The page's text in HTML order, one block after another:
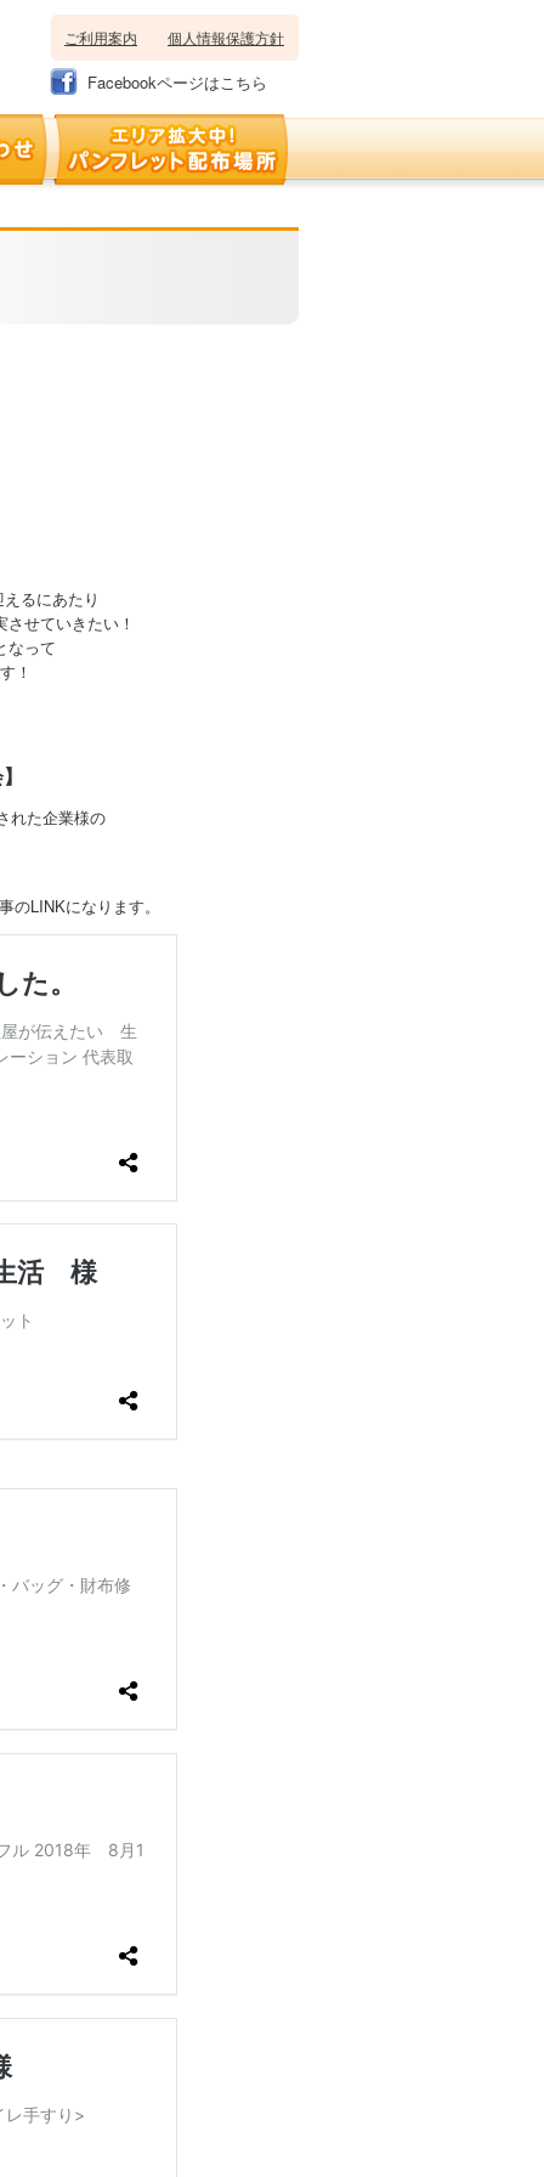
ご利用案内 個人情報保護方針
Facebookページはこちら
るにあたり
せていきたい！
なって
！
れた企業様の
LINKになります。